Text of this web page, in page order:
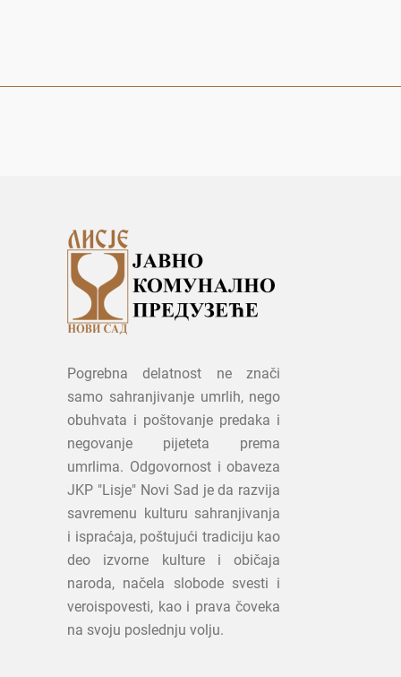
Pogrebna delatnost ne znači
samo sahranjivanje umrlih, nego
obuhvata i poštovanje predaka i
negovanje pijeteta prema
umrlima. Odgovornost i obaveza
JKP "Lisje" Novi Sad je da razvija
savremenu kulturu sahranjivanja
i ispraćaja, poštujući tradiciju kao
deo izvorne kulture i običaja
naroda, načela slobode svesti i
veroispovesti, kao i prava čoveka
na svoju poslednju volju.